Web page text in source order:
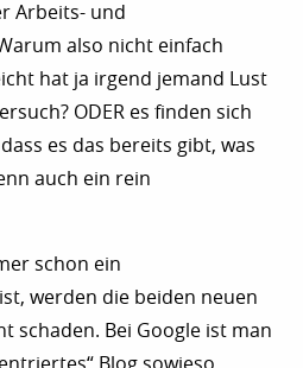
Arbeits- und
also nicht einfach
hat ja irgend jemand Lust
ODER es finden sich
es das bereits gibt, was
auch ein rein
schon ein
werden die beiden neuen
schaden. Bei Google ist man